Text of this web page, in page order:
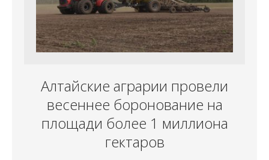
Алтайские аграрии провели
весеннее боронование на
площади более 1 миллиона
гектаров